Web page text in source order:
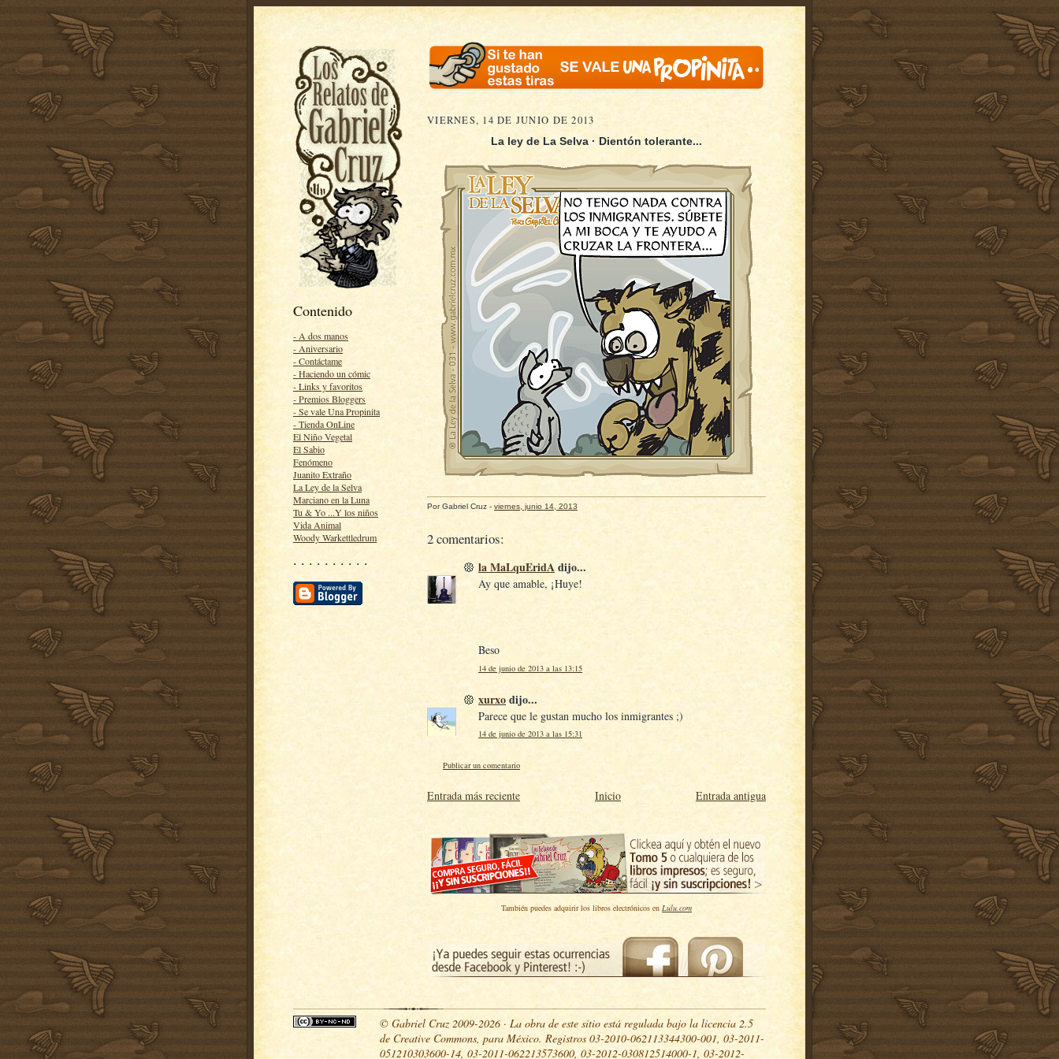
Contenido
- A dos manos
- Aniversario
- Contáctame
- Haciendo un cómic
- Links y favoritos
- Premios Bloggers
- Se vale Una Propinita
- Tienda OnLine
El Niño Vegetal
El Sabio
Fenómeno
Juanito Extraño
La Ley de la Selva
Marciano en la Luna
Tu & Yo ...Y los niños
Vida Animal
Woody Warkettledrum
· · · · · · · · · ·
VIERNES, 14 DE JUNIO DE 2013
La ley de La Selva · Dientón tolerante...
PorGabriel Cruz - viernes, junio 14, 2013
2 comentarios:
la MaLquEridAdijo...
Ay que amable, ¡Huye!
Beso
14 de junio de 2013 a las 13:15
xurxodijo...
Parece que le gustan mucho los inmigrantes ;)
14 de junio de 2013 a las 15:31
Publicar un comentario
Entrada más reciente Entrada antigua
Inicio
También puedes adquirir los libros electrónicos en Lulu.com
© Gabriel Cruz 2009-2026 · La obra de este sitio está regulada bajo la licencia 2.5
de Creative Commons, para México. Registros 03-2010-062113344300-001, 03-2011-
051210303600-14, 03-2011-062213573600, 03-2012-030812514000-1, 03-2012-